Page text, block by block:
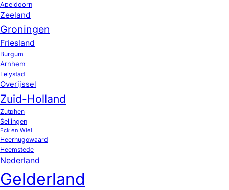
Apeldoorn
Zeeland
Groningen
Friesland
Burgum
Arnhem
Lelystad
Overijssel
Zuid-Holland
Zutphen
Sellingen
Eck en Wiel
Heerhugowaard
Heemstede
Nederland
Gelderland